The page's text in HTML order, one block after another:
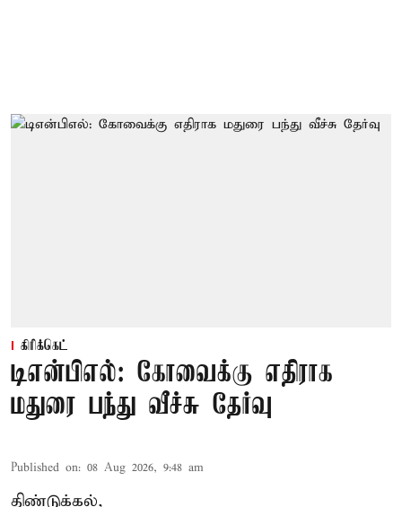
கிரிக்கெட்
டிஎன்பிஎல்: கோவைக்கு எதிராக
மதுரை பந்து வீச்சு தேர்வு
Published on: 08 Aug 2026, 9:48 am
திண்டுக்கல்,